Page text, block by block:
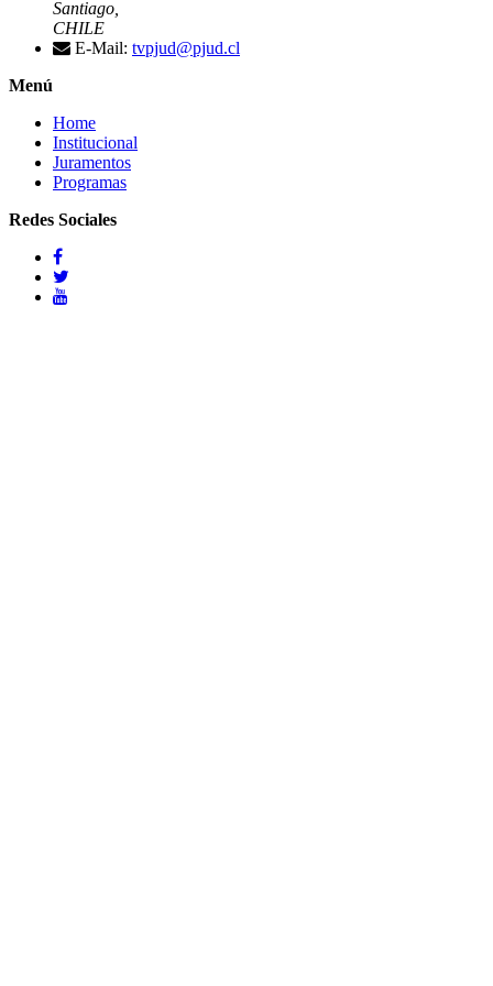
Santiago,
CHILE
E-Mail: tvpjud@pjud.cl
Menú
Home
Institucional
Juramentos
Programas
Redes Sociales